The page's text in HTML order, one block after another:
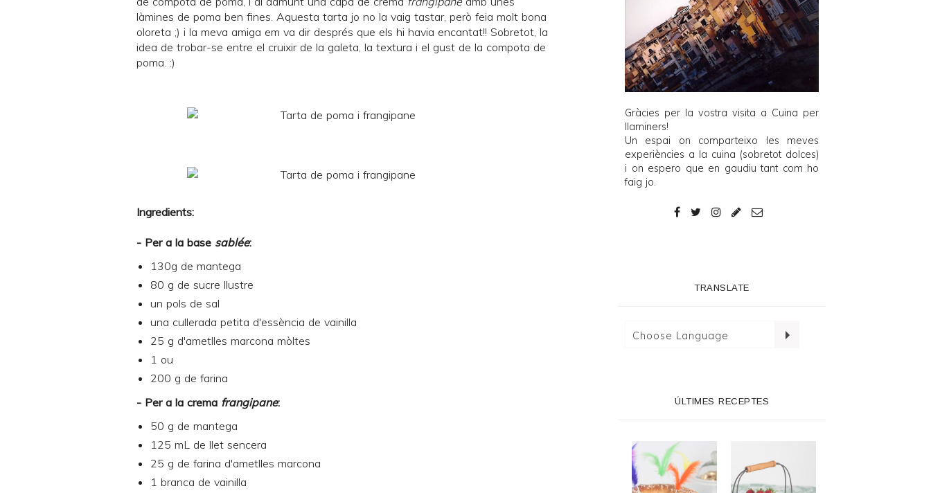
làmines de poma ben fines. Aquesta tarta jo no la vaig tastar, però feia molt bona
oloreta ;) i la meva amiga em va dir després que els hi havia encantat!! Sobretot, la
idea de trobar-se entre el cruixir de la galeta, la textura i el gust de la compota de
poma. :)
Ingredients:
- Per a la base sablée:
130g de mantega
80 g de sucre llustre
un pols de sal
una cullerada petita d'essència de vainilla
25 g d'ametlles marcona mòltes
1 ou
200 g de farina
- Per a la crema frangipane:
50 g de mantega
125 mL de llet sencera
25 g de farina d'ametlles marcona
1 branca de vainilla
Gràcies per la vostra visita a Cuina per
llaminers!
Un espai on comparteixo les meves
experiències a la cuina (sobretot dolces)
i on espero que en gaudiu tant com ho
faig jo.
TRANSLATE
ÚLTIMES RECEPTES